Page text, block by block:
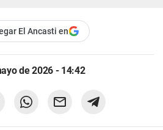
El Ancasti en
de 2026 - 14:42